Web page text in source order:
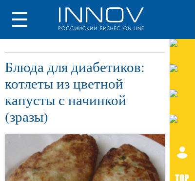
Блюда для диабетиков:
котлеты из цветной
капусты с начинкой
(зразы)